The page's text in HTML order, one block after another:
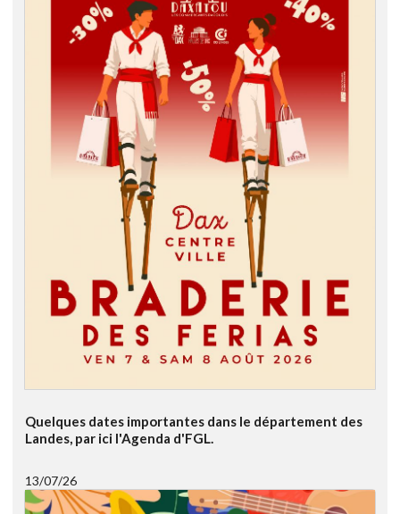
Quelques dates importantes dans le département des
Landes, par ici l'Agenda d'FGL.
13/07/26